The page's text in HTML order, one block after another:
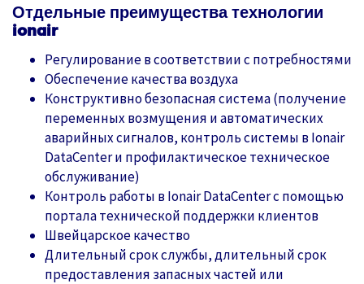
Отдельные преимущества технологии
ionair
Регулирование в соответствии с потребностями
Обеспечение качества воздуха
Конструктивно безопасная система (получение
переменных возмущения и автоматических
аварийных сигналов, контроль системы в Ionair
DataCenter и профилактическое техническое
обслуживание)
Контроль работы в Ionair DataCenter с помощью
портала технической поддержки клиентов
Швейцарское качество
Длительный срок службы, длительный срок
предоставления запасных частей или